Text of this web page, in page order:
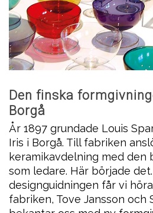
Den finska
Borgå
År 1897 grundade Louis
Iris i Borgå. Till fabriken
keramikavdelning med den
som ledare. Här började
designguidningen får vi
fabriken, Tove Jansson och